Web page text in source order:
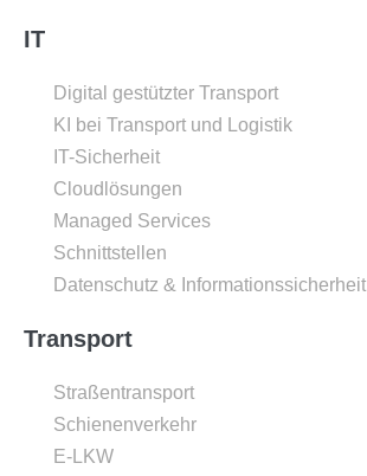
IT
Digital gestützter Transport
KI bei Transport und Logistik
IT-Sicherheit
Cloudlösungen
Managed Services
Schnittstellen
Datenschutz & Informationssicherheit
Transport
Straßentransport
Schienenverkehr
E-LKW